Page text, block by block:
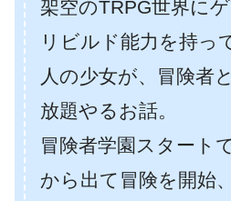
架空のTRPG世界に
リビルド能力を持っ
人の少女が、冒険者
放題やるお話。
冒険者学園スタート
から出て冒険を開始